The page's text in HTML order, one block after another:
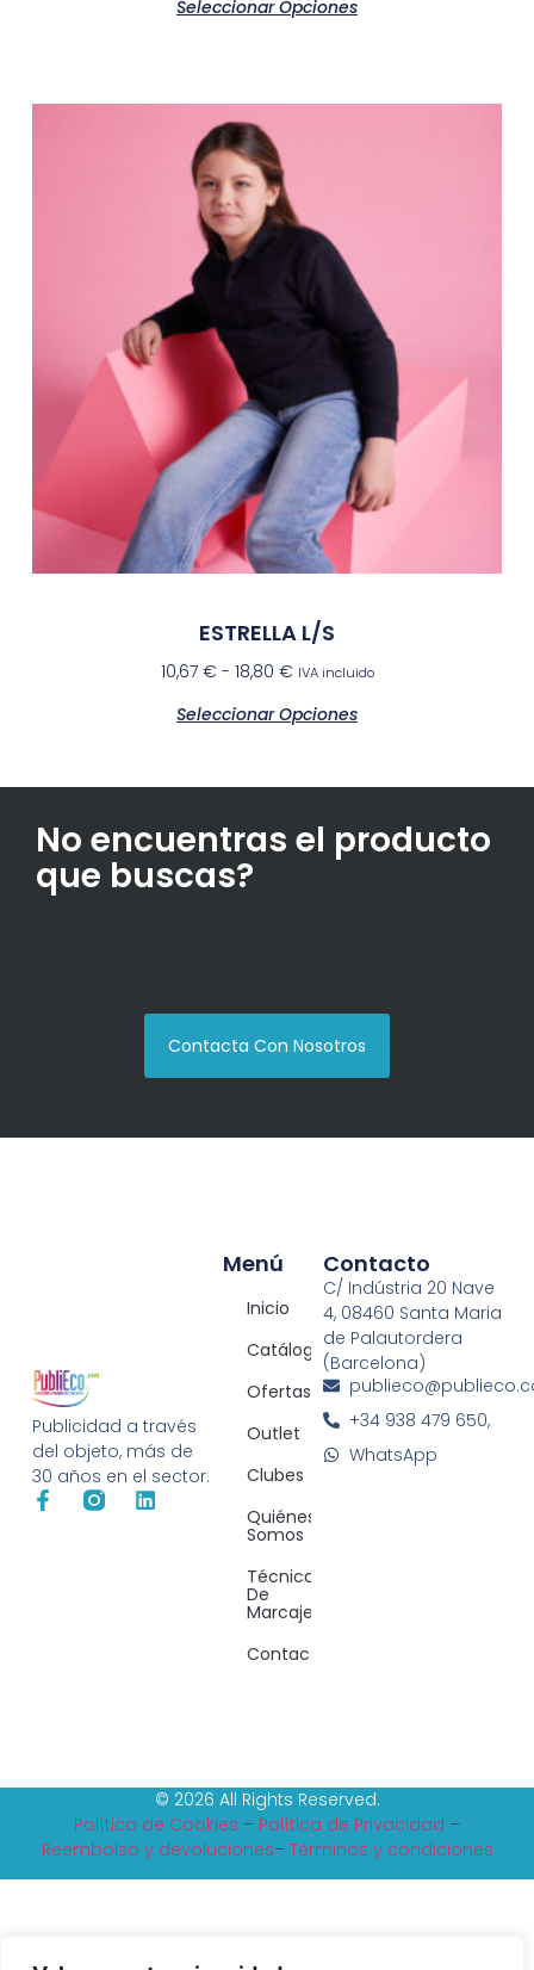
Seleccionar Opciones
ESTRELLA L/S
10,67 € - 18,80 € IVA incluido
Seleccionar Opciones
No encuentras el producto
que buscas?
Contacta Con Nosotros
Publicidad a través
del objeto, más de
30 años en el sector.
Menú
Inicio
Catálogos
Ofertas
Outlet
Clubes
Quiénes
Somos
Técnicas
De
Marcaje
Contacto
Contacto
C/ Indústria 20 Nave
4, 08460 Santa Maria
de Palautordera
(Barcelona)
+34 938 479 650,
WhatsApp
© 2026 All Rights Reserved.
Política de Cookies – Política de Privacidad –
Reembolso y devoluciones– Tèrminos y condiciones